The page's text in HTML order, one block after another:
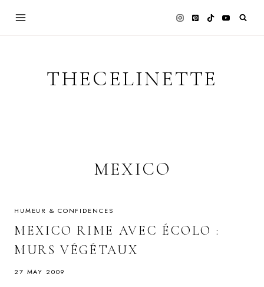
THECELINETTE
MEXICO
HUMEUR & CONFIDENCES
MEXICO RIME AVEC ÉCOLO :
MURS VÉGÉTAUX
27 MAY 2009